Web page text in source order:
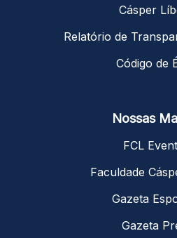
Cásper
Relatório de
Código de
Nossas
FCL
Faculdade
Gazeta
Gazeta